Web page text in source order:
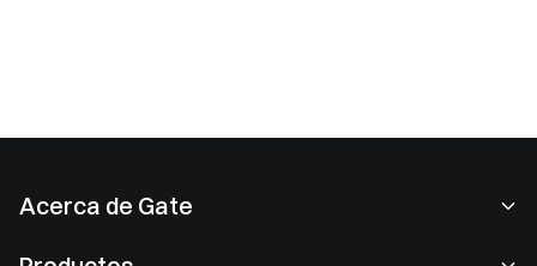
Acerca de Gate